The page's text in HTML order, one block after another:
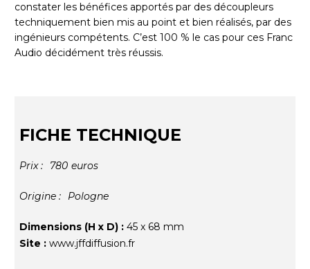
constater les bénéfices apportés par des découpleurs
techniquement bien mis au point et bien réalisés, par des
ingénieurs compétents. C’est 100 % le cas pour ces Franc
Audio décidément très réussis.
FICHE TECHNIQUE
Prix : 780 euros
Origine : Pologne
Dimensions (H x D) : 45 x 68 mm
Site : www.jffdiffusion.fr